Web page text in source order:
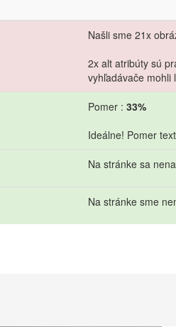
Našli sme 21x
2x alt atribúty sú
vyhľadávače mohli
Pomer : 33%
Ideálne! Pomer
Na stránke sa
Na stránke sme